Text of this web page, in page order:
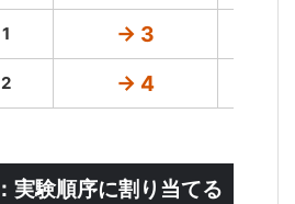
1 → 3
2 → 4
験順序に割り当てる